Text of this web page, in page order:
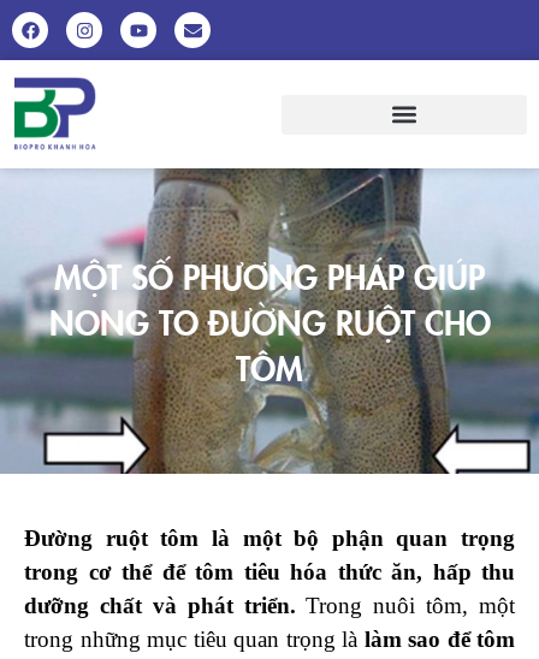
MỘT SỐ PHƯƠNG PHÁP GIÚP
NONG TO ĐƯỜNG RUỘT CHO
TÔM
Đường ruột tôm là một bộ phận quan trọng
trong cơ thể để tôm tiêu hóa thức ăn, hấp thu
dưỡng chất và phát triển. Trong nuôi tôm, một
trong những mục tiêu quan trọng là làm sao để tôm